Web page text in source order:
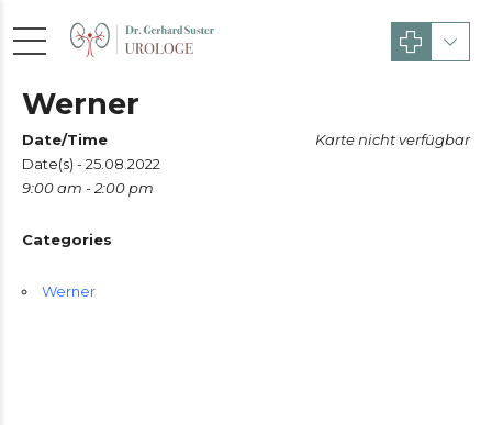
Werner
Karte nicht verfügbar
Date/Time
Date(s) - 25.08.2022
9:00 am - 2:00 pm
Categories
Werner